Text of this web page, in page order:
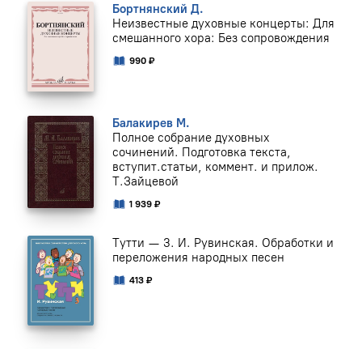
Бортнянский Д.
Неизвестные духовные концерты: Для
смешанного хора: Без сопровождения
990 ₽
Балакирев М.
Полное собрание духовных
сочинений. Подготовка текста,
вступит.статьи, коммент. и прилож.
Т.Зайцевой
1 939 ₽
Тутти — 3. И. Рувинская. Обработки и
переложения народных песен
413 ₽